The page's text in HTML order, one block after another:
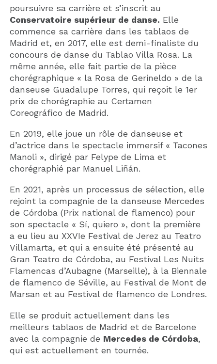
poursuivre sa carrière et s’inscrit au
Conservatoire supérieur de danse. Elle
commence sa carrière dans les tablaos de
Madrid et, en 2017, elle est demi-finaliste du
concours de danse du Tablao Villa Rosa. La
même année, elle fait partie de la pièce
chorégraphique « la Rosa de Gerineldo » de la
danseuse Guadalupe Torres, qui reçoit le 1er
prix de chorégraphie au Certamen
Coreográfico de Madrid.
En 2019, elle joue un rôle de danseuse et
d’actrice dans le spectacle immersif « Tacones
Manoli », dirigé par Felype de Lima et
chorégraphié par Manuel Liñán.
En 2021, après un processus de sélection, elle
rejoint la compagnie de la danseuse Mercedes
de Córdoba (Prix national de flamenco) pour
son spectacle « Sí, quiero », dont la première
a eu lieu au XXVIe Festival de Jerez au Teatro
Villamarta, et qui a ensuite été présenté au
Gran Teatro de Córdoba, au Festival Les Nuits
Flamencas d’Aubagne (Marseille), à la Biennale
de flamenco de Séville, au Festival de Mont de
Marsan et au Festival de flamenco de Londres.
Elle se produit actuellement dans les
meilleurs tablaos de Madrid et de Barcelone
avec la compagnie de Mercedes de Córdoba,
qui est actuellement en tournée.